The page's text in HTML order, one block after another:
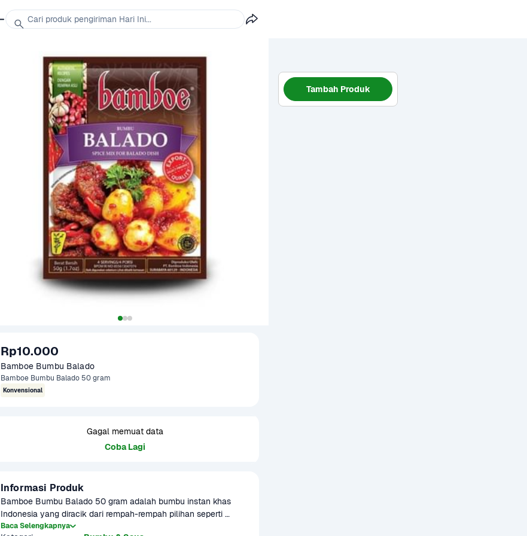
Rp10.000
Bamboe Bumbu Balado
Bamboe Bumbu Balado 50 gram
Konvensional
Gagal memuat data
Coba Lagi
Informasi Produk
Bamboe Bumbu Balado 50 gram adalah bumbu instan khas
Indonesia yang diracik dari rempah-rempah pilihan seperti
bawang merah (24%), bawang putih (19%), cabai (14%), tomat,
Baca Selengkapnya
Tambah Produk
Cari produk pengiriman Hari Ini...